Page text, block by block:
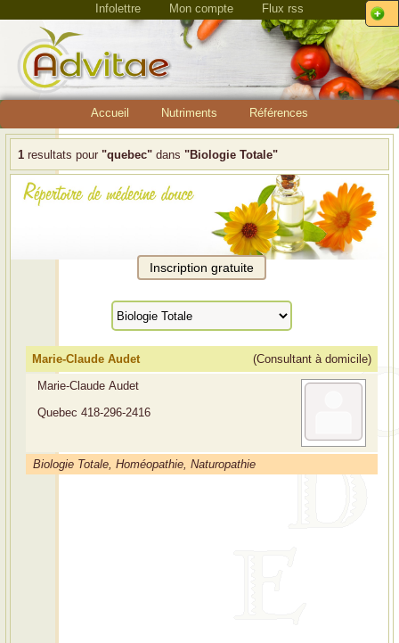
Infolettre Mon compte Flux rss
Accueil Nutriments Références
1 resultats pour "quebec" dans "Biologie Totale"
Marie-Claude Audet
(Consultant à domicile)
Marie-Claude Audet
Quebec 418-296-2416
Biologie Totale, Homéopathie, Naturopathie